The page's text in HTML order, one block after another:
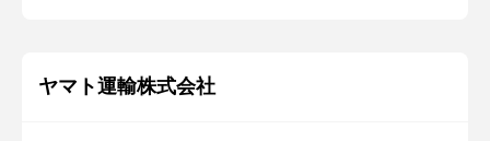
ヤマト運輸株式会社